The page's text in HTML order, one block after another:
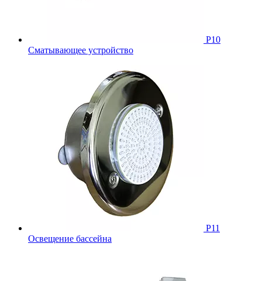
Р10
Сматывающее устройство
Р11
Освещение бассейна